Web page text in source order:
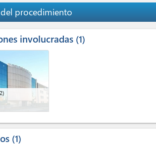
procedimiento
involucradas 1
1